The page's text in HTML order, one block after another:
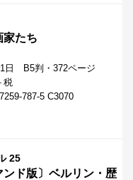
家たち
日 B5判・372ページ
税
787-5 C3070
25
ンド版〕ベルリン・歴